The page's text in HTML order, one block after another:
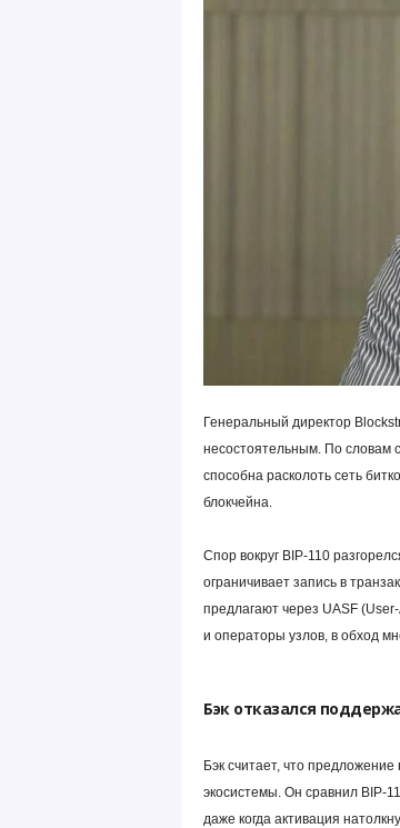
Генеральный директор
несостоятельным. По словам
способна расколоть сеть
блокчейна.
Спор вокруг BIP-110
ограничивает запись в
предлагают через UASF
и операторы узлов, в обход
Бэк отказался
Бэк считает, что
экосистемы. Он сравнил BIP-
даже когда активация